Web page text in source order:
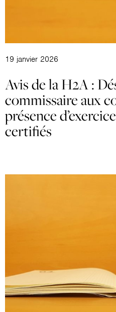
19 janvier 2026
Avis de la H2A :
commissaire aux
présence
certifiés